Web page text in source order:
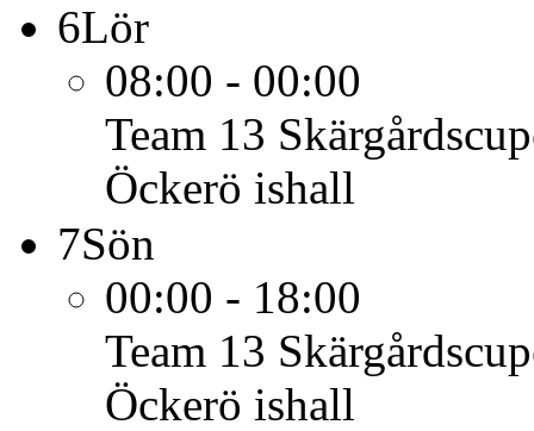
6Lör
08:00 - 00:00
Team 13
Öckerö ishall
7Sön
00:00 - 18:00
Team 13
Öckerö ishall